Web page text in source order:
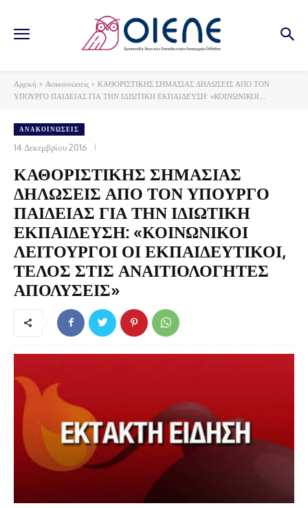
Αρχική Ανακοινώσεις
ΚΑΘΟΡΙΣΤΙΚΗΣ ΣΗΜΑΣΙΑΣ ΔΗΛΩΣΕΙΣ ΑΠΟ ΤΟΝ
ΥΠΟΥΡΓΟ ΠΑΙΔΕΙΑΣ ΓΙΑ ΤΗΝ ΙΔΙΩΤΙΚΗ ΕΚΠΑΙΔΕΥΣΗ: «ΚΟΙΝΩΝΙΚΟΙ...
ΑΝΑΚΟΙΝΏΣΕΙΣ
14 Δεκεμβρίου 2016
ΚΑΘΟΡΙΣΤΙΚΗΣ ΣΗΜΑΣΙΑΣ
ΔΗΛΩΣΕΙΣ ΑΠΟ ΤΟΝ ΥΠΟΥΡΓΟ
ΠΑΙΔΕΙΑΣ ΓΙΑ ΤΗΝ ΙΔΙΩΤΙΚΗ
ΕΚΠΑΙΔΕΥΣΗ: «ΚΟΙΝΩΝΙΚΟΙ
ΛΕΙΤΟΥΡΓΟΙ ΟΙ ΕΚΠΑΙΔΕΥΤΙΚΟΙ,
ΤΕΛΟΣ ΣΤΙΣ ΑΝΑΙΤΙΟΛΟΓΗΤΕΣ
ΑΠΟΛΥΣΕΙΣ»